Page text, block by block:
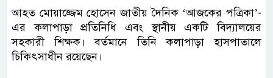
‎​আহত মোয়াজ্জেম হোসেন জাতীয় দৈনিক ‘আজকের পত্রিকা’-
এর কলাপাড়া প্রতিনিধি এবং স্থানীয় একটি বিদ্যালয়ের
সহকারী শিক্ষক। বর্তমানে তিনি কলাপাড়া হাসপাতালে
চিকিৎসাধীন রয়েছেন।